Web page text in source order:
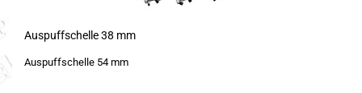
Auspuffschelle 38 mm
Auspuffschelle 54 mm